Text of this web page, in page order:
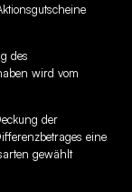
des
wird vom
der
eine
gewählt